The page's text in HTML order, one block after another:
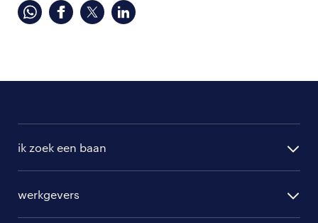
ik zoek een baan
werkgevers